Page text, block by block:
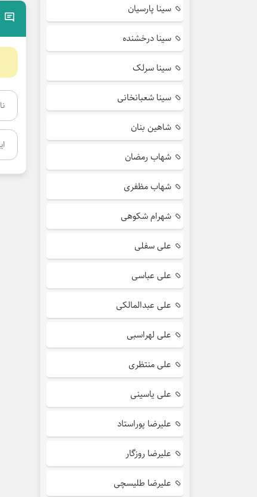
سینا پارسیان
سینا درخشنده
سینا سرلک
سینا شعبانخانی
شاهین بنان
شهاب رمضان
شهاب مظفری
شهرام شکوهی
علی سفلی
علی عباسی
علی عبدالمالکی
علی لهراسبی
علی منتظری
علی یاسینی
علیرضا پوراستاد
علیرضا روزگار
علیرضا طلیسچی